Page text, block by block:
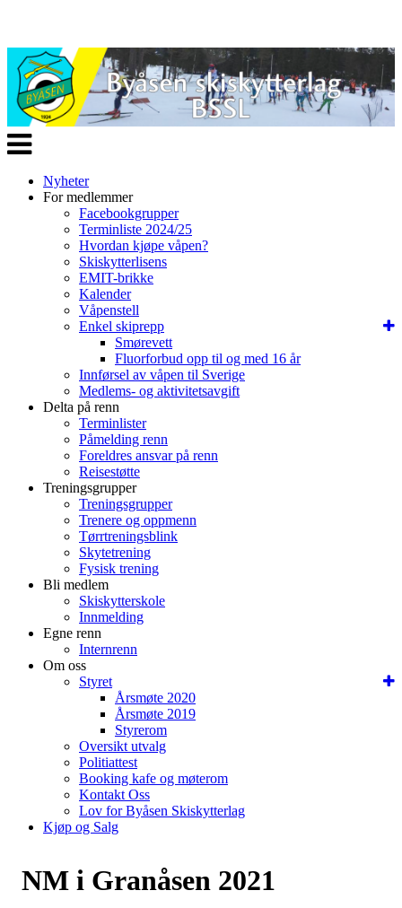
Veksle
navigasjon
Nyheter
For medlemmer
Facebookgrupper
Terminliste 2024/25
Hvordan kjøpe våpen?
Skiskytterlisens
EMIT-brikke
Kalender
Våpenstell
Enkel skiprepp
Smørevett
Fluorforbud opp til og med 16 år
Innførsel av våpen til Sverige
Medlems- og aktivitetsavgift
Delta på renn
Terminlister
Påmelding renn
Foreldres ansvar på renn
Reisestøtte
Treningsgrupper
Treningsgrupper
Trenere og oppmenn
Tørrtreningsblink
Skytetrening
Fysisk trening
Bli medlem
Skiskytterskole
Innmelding
Egne renn
Internrenn
Om oss
Styret
Årsmøte 2020
Årsmøte 2019
Styrerom
Oversikt utvalg
Politiattest
Booking kafe og møterom
Kontakt Oss
Lov for Byåsen Skiskytterlag
Kjøp og Salg
NM i Granåsen 2021